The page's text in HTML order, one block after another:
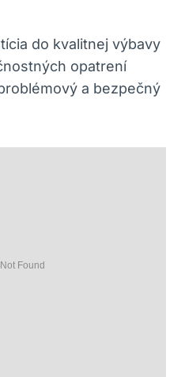
do kvalitnej výbavy
opatrení
a bezpečný